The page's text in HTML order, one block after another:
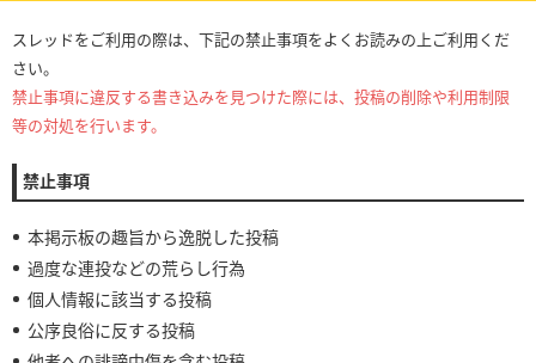
スレッドをご利用の際は、下記の禁止事項をよくお読みの上ご利用くだ
さい。
禁止事項に違反する書き込みを見つけた際には、投稿の削除や利用制限
等の対処を行います。
禁止事項
本掲示板の趣旨から逸脱した投稿
過度な連投などの荒らし行為
個人情報に該当する投稿
公序良俗に反する投稿